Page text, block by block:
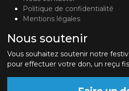
Politique de confidentialité
Mentions légales
Nous soutenir
Vous souhaitez soutenir notre
pour effectuer votre don, un reçu